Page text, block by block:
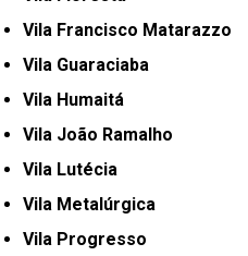
Vila Francisco Matarazzo
Vila Guaraciaba
Vila Humaitá
Vila João Ramalho
Vila Lutécia
Vila Metalúrgica
Vila Progresso